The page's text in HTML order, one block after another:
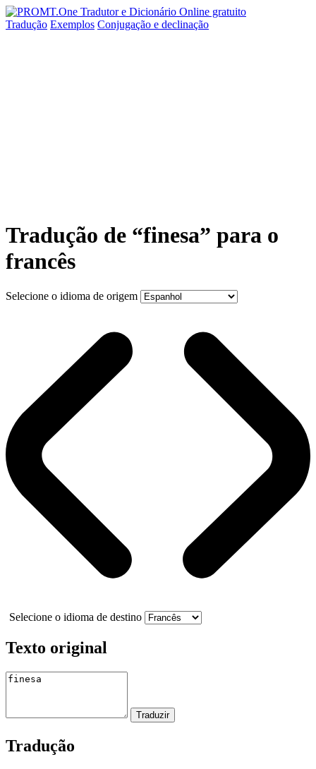
Tradução Exemplos Conjugação e declinação
Tradução de “finesa” para o
francês
Selecione o idioma de origem
Selecione o idioma de destino
Texto original
Tradução